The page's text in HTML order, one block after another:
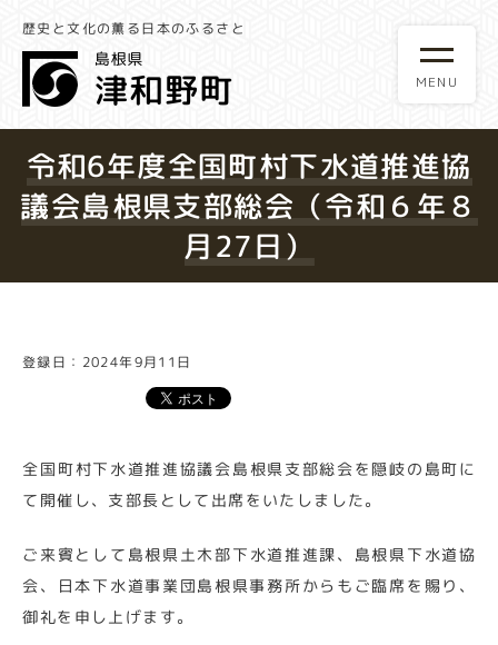
歴史と文化の薫る日本のふるさと
令和6年度全国町村下水道推進協
議会島根県支部総会（令和６年８
月27日）
登録日：2024年9月11日
全国町村下水道推進協議会島根県支部総会を隠岐の島町に
て開催し、支部長として出席をいたしました。
ご来賓として島根県土木部下水道推進課、島根県下水道協
会、日本下水道事業団島根県事務所からもご臨席を賜り、
御礼を申し上げます。